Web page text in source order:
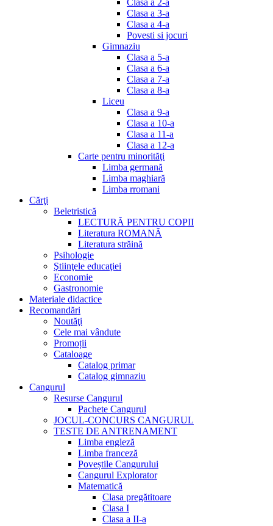
Clasa a 2-a
Clasa a 3-a
Clasa a 4-a
Povesti si jocuri
Gimnaziu
Clasa a 5-a
Clasa a 6-a
Clasa a 7-a
Clasa a 8-a
Liceu
Clasa a 9-a
Clasa a 10-a
Clasa a 11-a
Clasa a 12-a
Carte pentru minorităţi
Limba germană
Limba maghiară
Limba rromani
Cărţi
Beletristică
LECTURĂ PENTRU COPII
Literatura ROMANĂ
Literatura străină
Psihologie
Ştiinţele educaţiei
Economie
Gastronomie
Materiale didactice
Recomandări
Noutăţi
Cele mai vândute
Promoții
Cataloage
Catalog primar
Catalog gimnaziu
Cangurul
Resurse Cangurul
Pachete Cangurul
JOCUL-CONCURS CANGURUL
TESTE DE ANTRENAMENT
Limba engleză
Limba franceză
Poveștile Cangurului
Cangurul Explorator
Matematică
Clasa pregătitoare
Clasa I
Clasa a II-a